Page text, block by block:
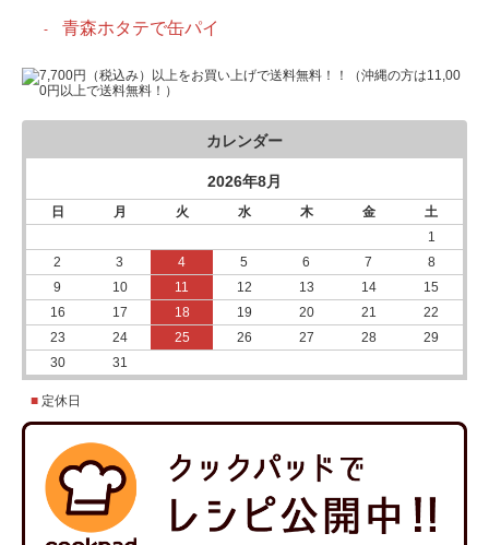
青森ホタテで缶パイ
カレンダー
2026年8月
日 月 火 水 木 金
土
1
2
3 4 5 6 7
8
9
10 11 12 13 14
15
16
17 18 19 20 21
22
23
24 25 26 27 28
29
30
31
■ 定休日